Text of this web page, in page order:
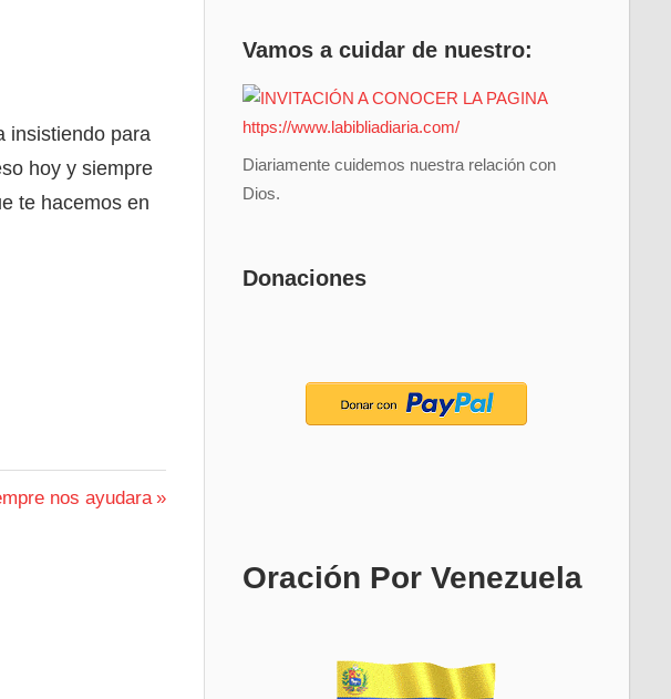
insistiendo para
hoy y siempre
te hacemos en
nos ayudara
Vamos a cuidar de nuestro:
Diariamente cuidemos nuestra relación con
Dios.
Donaciones
Oración Por Venezuela